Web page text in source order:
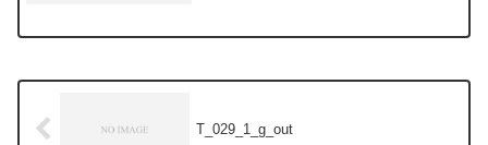
T_029_1_g_out